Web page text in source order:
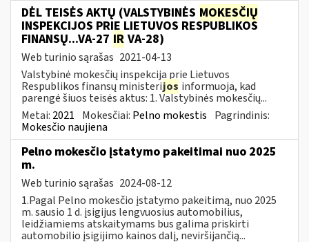
DĖL TEISĖS AKTŲ (VALSTYBINĖS MOKESČIŲ
INSPEKCIJOS PRIE LIETUVOS RESPUBLIKOS
FINANSŲ...VA-27 IR VA-28)
Web turinio sąrašas 2021-04-13
Valstybinė mokesčių inspekcija prie Lietuvos
Respublikos finansų ministerijos informuoja, kad
parengė šiuos teisės aktus: 1. Valstybinės mokesčių...
Metai: 2021 Mokesčiai: Pelno mokestis Pagrindinis:
Mokesčio naujiena
Pelno mokesčio įstatymo pakeitimai nuo 2025
m.
Web turinio sąrašas 2024-08-12
1.Pagal Pelno mokesčio įstatymo pakeitimą, nuo 2025
m. sausio 1 d. įsigijus lengvuosius automobilius,
leidžiamiems atskaitymams bus galima priskirti
automobilio įsigijimo kainos dalį, neviršijančią...